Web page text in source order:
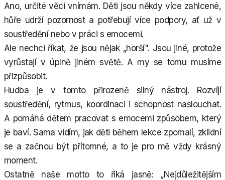
Ano, určité věci vnímám. Děti jsou někdy více zahlcené,
hůře udrží pozornost a potřebují více podpory, ať už v
soustředění nebo v práci s emocemi.
Ale nechci říkat, že jsou nějak „horší". Jsou jiné, protože
vyrůstají v úplně jiném světě. A my se tomu musíme
přizpůsobit.
Hudba je v tomto přirozeně silný nástroj. Rozvíjí
soustředění, rytmus, koordinaci i schopnost naslouchat.
A pomáhá dětem pracovat s emocemi způsobem, který
je baví. Sama vidím, jak děti během lekce zpomalí, zklidní
se a začnou být přítomné, a to je pro mě vždy krásný
moment.
Ostatně naše motto to říká jasně: „Nejdůležitějším